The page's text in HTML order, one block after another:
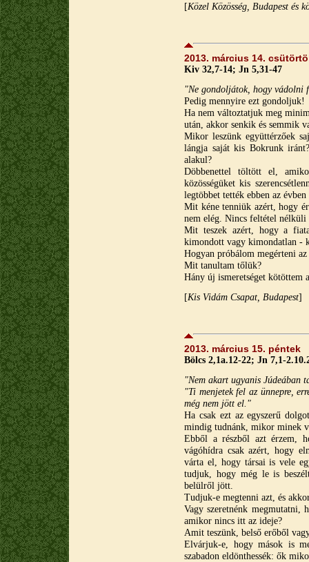
[Közel Közösség, Budapest és
2013. március 14.
Kiv 32,7-14; Jn 5,31-47
"Ne gondoljátok, hogy vádolni
Pedig mennyire ezt gondoljuk!
Ha nem változtatjuk meg
után, akkor senkik és semmik
Mikor leszünk együttérzőek
lángja saját kis Bokrunk
alakul?
Döbbenettel töltött el,
közösségüket kis
legtöbbet tették ebben az
Mit kéne tenniük azért, hogy
nem elég. Nincs feltétel
Mit teszek azért, hogy a
kimondott vagy kimondatlan -
Hogyan próbálom megérteni
Mit tanultam tőlük?
Hány új ismeretséget kötöttem
[Kis Vidám Csapat, Budapest]
2013. március 15. péntek
Bölcs 2,1a.12-22; Jn 7,1-
"Nem akart ugyanis Júdeában
"Ti menjetek fel az ünnepre,
még nem jött el."
Ha csak ezt az egyszerű
mindig tudnánk, mikor minek
Ebből a részből azt érzem,
vágóhídra csak azért, hogy
várta el, hogy társai is vele
tudjuk, hogy még le is
belülről jött.
Tudjuk-e megtenni azt, és
Vagy szeretnénk
amikor nincs itt az ideje?
Amit teszünk, belső erőből
Elvárjuk-e, hogy mások is
szabadon eldönthessék: ők